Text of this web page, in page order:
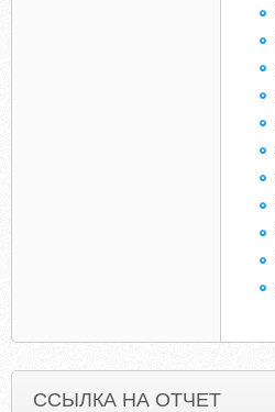
ССЫЛКА НА ОТЧЕТ